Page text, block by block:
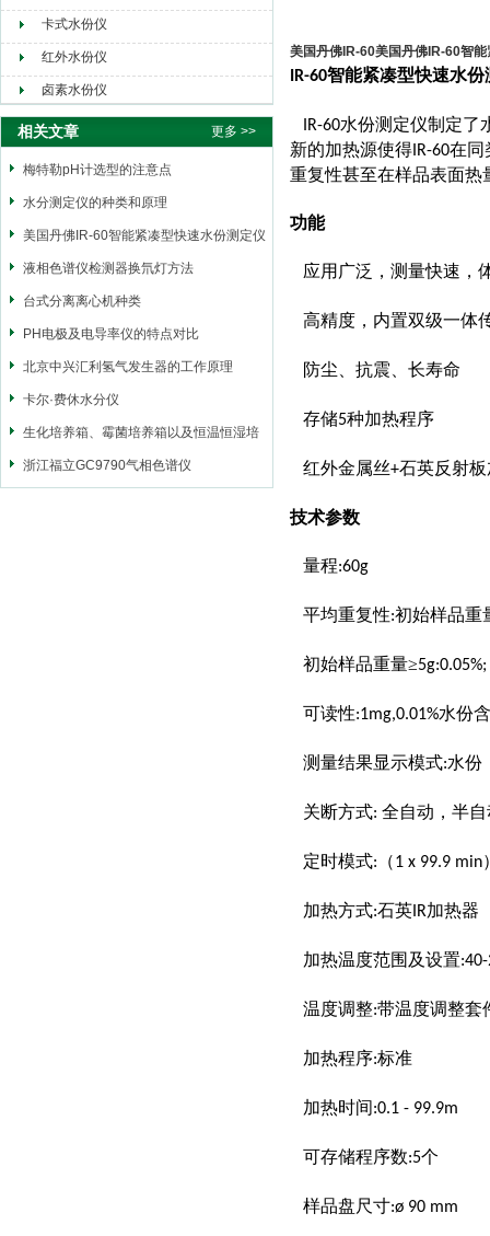
卡式水份仪
红外水份仪
卤素水份仪
相关文章 更多 >>
梅特勒pH计选型的注意点
水分测定仪的种类和原理
美国丹佛IR-60智能紧凑型快速水份测定仪
液相色谱仪检测器换氘灯方法
台式分离离心机种类
PH电极及电导率仪的特点对比
北京中兴汇利氢气发生器的工作原理
卡尔·费休水分仪
生化培养箱、霉菌培养箱以及恒温恒湿培
养箱三者区别
浙江福立GC9790气相色谱仪
美国丹佛IR-60美国丹佛IR-60智
IR-60智能紧凑型快速水份
IR-60水份测定仪制定了
新的加热源使得 IR-60在同
重复性甚至在样品表面热
功能
应用广泛，测量快速，
高精度，内置双级一体
防尘、抗震、长寿命
存储5种加热程序
红外金属丝+石英反射
技术参数
量程:60g
平均重复性:初始样品重
初始样品重量≥5g:0.05%;
可读性:1mg,0.01%水份
测量结果显示模式:水份
关断方式: 全自动，半自
定时模式:（1 x 99.9 min
加热方式:石英 IR加热器
加热温度范围及设置
温度调整:带温度调整套
加热程序:标准
加热时间:0.1 - 99.9m
可存储程序数:5个
样品盘尺寸:ø 90 mm